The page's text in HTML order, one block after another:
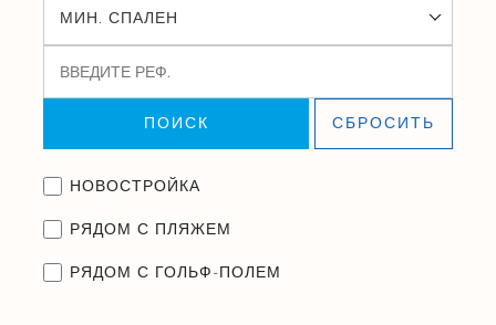
МИН. СПАЛЕН
ПОИСК СБРОСИТЬ
НОВОСТРОЙКА
РЯДОМ С ПЛЯЖЕМ
РЯДОМ С ГОЛЬФ-ПОЛЕМ